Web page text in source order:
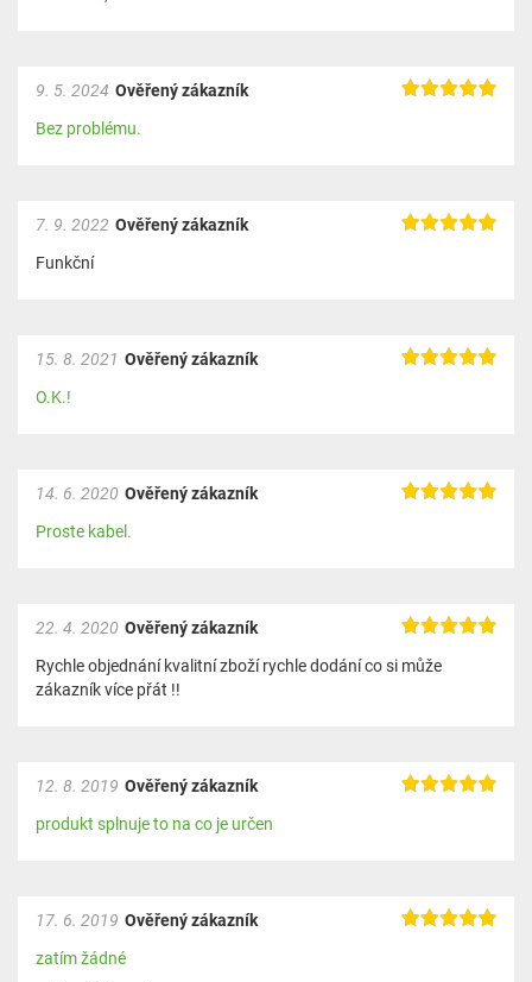
Ověřený zákazník
9. 5. 2024
Bez problému.
Ověřený zákazník
7. 9. 2022
Funkční
Ověřený zákazník
15. 8. 2021
O.K.!
Ověřený zákazník
14. 6. 2020
Proste kabel.
Ověřený zákazník
22. 4. 2020
Rychle objednání kvalitní zboží rychle dodání co si může
zákazník více přát !!
Ověřený zákazník
12. 8. 2019
produkt splnuje to na co je určen
Ověřený zákazník
17. 6. 2019
zatím žádné